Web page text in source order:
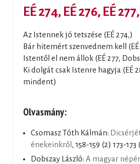
EÉ 274, EÉ 276, EÉ
Az Istennek jó tetszése (EÉ 274,)
Bár hitemért szenvednem kell (EÉ
Istentől el nem állok (EÉ 277,
Ki dolgát csak Istenre hagyja (EÉ
mindent)
Olvasmány:
Csomasz Tóth Kálmán:
énekeinkről , 158-159 (2) 173-173
Dobszay László: A magyar